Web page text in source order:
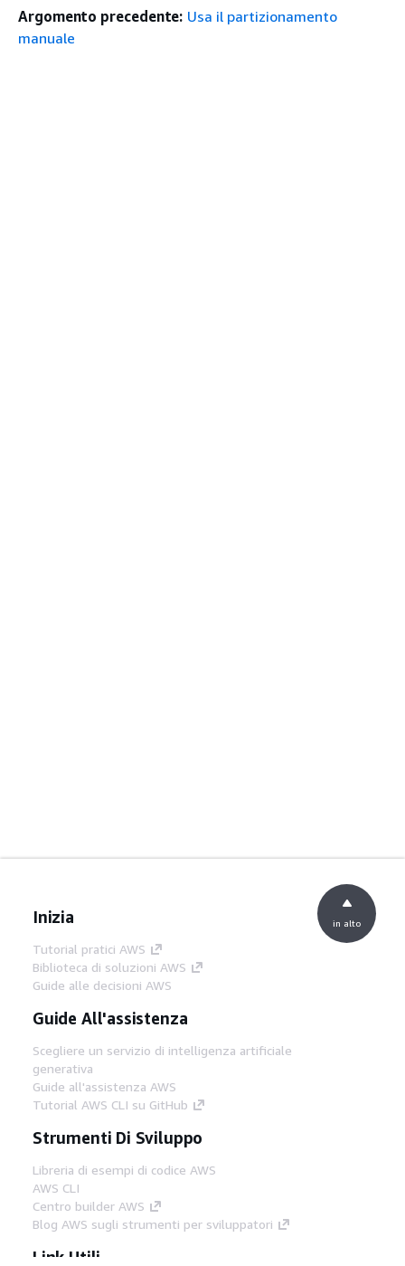
Argomento precedente: Usa il partizionamento
manuale
Inizia
Tutorial pratici AWS
Biblioteca di soluzioni AWS
Guide alle decisioni AWS
Guide All'assistenza
Scegliere un servizio di intelligenza artificiale
generativa
Guide all'assistenza AWS
Tutorial AWS CLI su GitHub
Strumenti Di Sviluppo
Libreria di esempi di codice AWS
AWS CLI
Centro builder AWS
Blog AWS sugli strumenti per sviluppatori
Link Utili
in alto